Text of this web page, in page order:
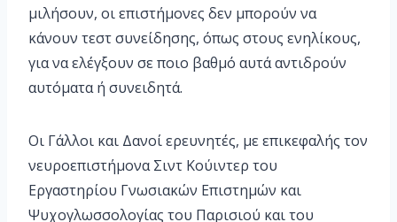
μιλήσουν, οι επιστήμονες δεν μπορούν να
κάνουν τεστ συνείδησης, όπως στους ενηλίκους,
για να ελέγξουν σε ποιο βαθμό αυτά αντιδρούν
αυτόματα ή συνειδητά.
Οι Γάλλοι και Δανοί ερευνητές, με επικεφαλής τον
νευροεπιστήμονα Σιντ Κούιντερ του
Εργαστηρίου Γνωσιακών Επιστημών και
Ψυχογλωσσολογίας του Παρισιού και του